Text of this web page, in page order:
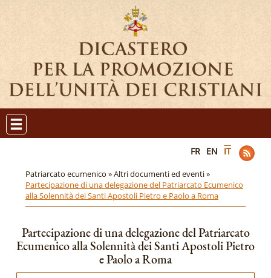
FR EN IT
Patriarcato ecumenico »Altri documenti ed eventi »
Partecipazione di una delegazione del Patriarcato Ecumenico
alla Solennità dei Santi Apostoli Pietro e Paolo a Roma
Partecipazione di una delegazione del Patriarcato
Ecumenico alla Solennità dei Santi Apostoli Pietro
e Paolo a Roma